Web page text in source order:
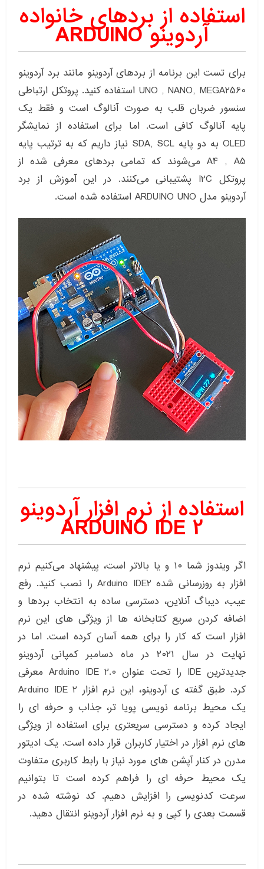
استفاده از بردهای خانواده
آردوینو ARDUINO
برای تست این برنامه از بردهای آردوینو مانند برد آردوینو
UNO , NANO, MEGA2560 استفاده کنید. پروتکل ارتباطی
سنسور ضربان قلب به صورت آنالوگ است و فقط یک
پایه آنالوگ کافی است. اما برای استفاده از نمایشگر
OLED به دو پایه SDA, SCL نیاز داریم که به ترتیب پایه
A4 , A5 می‌شوند که تمامی بردهای معرفی شده از
پروتکل I2C پشتیبانی می‌کنند. در این آموزش از برد
آردوینو مدل ARDUINO UNO استفاده شده است.
استفاده از نرم افزار آردوینو
ARDUINO IDE 2
اگر ویندوز شما ۱۰ و یا بالاتر است، پیشنهاد می‌کنیم نرم
افزار به روزرسانی شده Arduino IDE2 را نصب کنید. رفع
عیب، دیباگ آنلاین، دسترسی ساده به انتخاب بردها و
اضافه کردن سریع کتابخانه ها از ویژگی های این نرم
افزار است که کار را برای همه آسان کرده است. اما در
نهایت در سال ۲۰۲۱ در ماه دسامبر کمپانی آردوینو
جدیدترین IDE را تحت عنوان Arduino IDE 2.0 معرفی
کرد. طبق گفته ی آردوینو، این نرم افزار Arduino IDE 2
یک محیط برنامه نویسی پویا تر، جذاب و حرفه ای را
ایجاد کرده و دسترسی سریعتری برای استفاده از ویژگی
های نرم افزار در اختیار کاربران قرار داده است. یک ادیتور
مدرن در کنار آپشن های مورد نیاز با رابط کاربری متفاوت
یک محیط حرفه ای را فراهم کرده است تا بتوانیم
سرعت کدنویسی را افزایش دهیم. کد نوشته شده در
قسمت بعدی را کپی و به نرم افزار آردوینو انتقال دهید.